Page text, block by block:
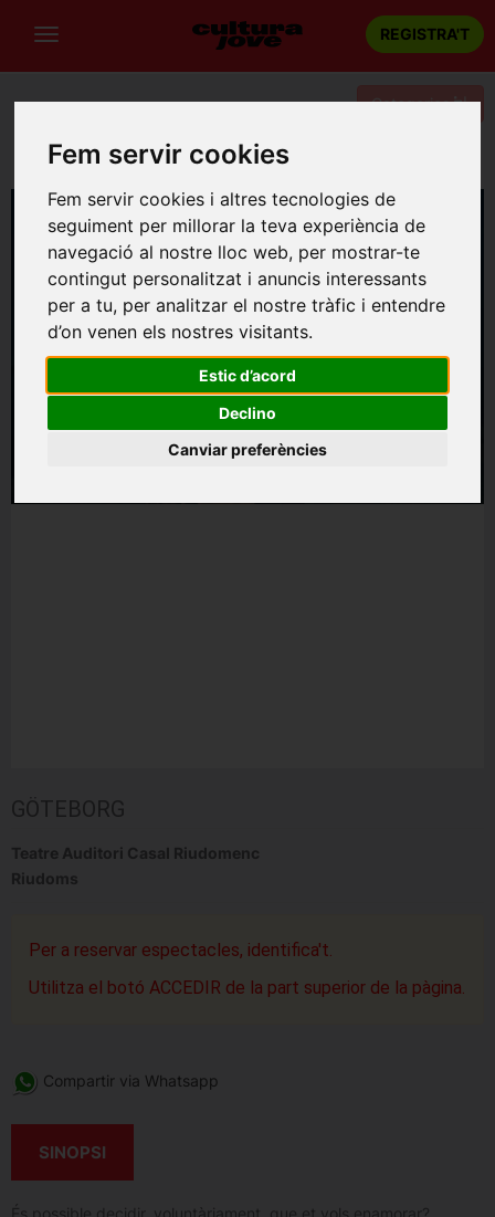
Fem servir cookies
Fem servir cookies i altres tecnologies de
seguiment per millorar la teva experiència de
navegació al nostre lloc web, per mostrar-te
contingut personalitzat i anuncis interessants
per a tu, per analitzar el nostre tràfic i entendre
d’on venen els nostres visitants.
Estic d’acord
Declino
Canviar preferències
REGISTRA'T
Categories
Portada Teatre Tarragona GÖTEBORG
GÖTEBORG
Teatre Auditori Casal Riudomenc
Riudoms
Per a reservar espectacles, identifica't.
Utilitza el botó ACCEDIR de la part superior de la pàgina.
Compartir via Whatsapp
SINOPSI
És possible decidir, voluntàriament, que et vols enamorar?